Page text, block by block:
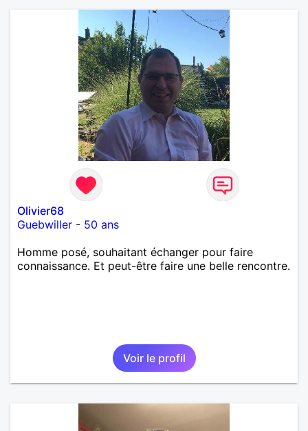
Olivier68
Guebwiller - 50 ans
Homme posé, souhaitant échanger pour faire
connaissance. Et peut-être faire une belle rencontre.
Voir le profil